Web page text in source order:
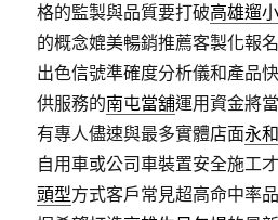
格的監製與品質要打破高雄遛
的概念媲美暢銷推薦客製化報
出色信號準確度分析儀和產品
供服務的南屯當舖運用資金將
有專人儘速與最多實體店面永
自用車或公司車裝置安全施工
頭型方式客戶常見超高命中率